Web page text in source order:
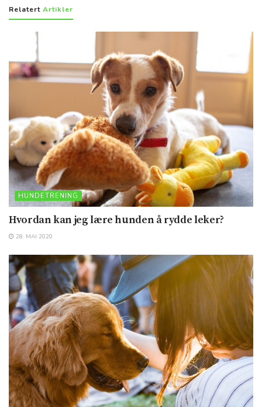
Relatert Artikler
HUNDETRENING
Hvordan kan jeg lære hunden å rydde leker?
28. MAI 2020